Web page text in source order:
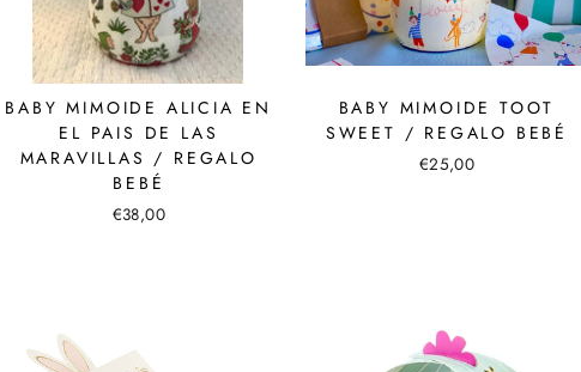
BABY MIMOIDE ALICIA EN
EL PAIS DE LAS
MARAVILLAS / REGALO
BEBÉ
€38,00
BABY MIMOIDE TOOT
SWEET / REGALO BEBÉ
€25,00